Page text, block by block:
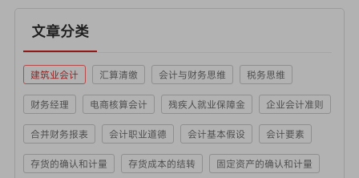
文章分类
建筑业会计 汇算清缴 会计与财务思维 税务思维
财务经理 电商核算会计 残疾人就业保障金 企业会计准则
合并财务报表 会计职业道德 会计基本假设 会计要素
存货的确认和计量 存货成本的结转 固定资产的确认和计量